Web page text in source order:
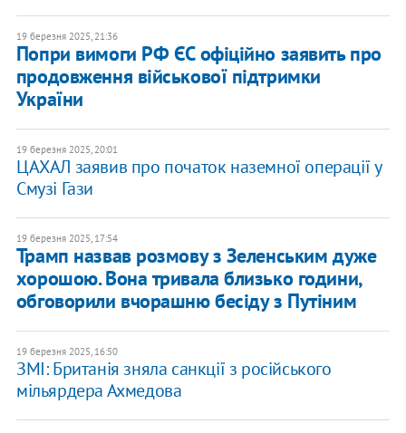
19 березня 2025, 21:36
Попри вимоги РФ ЄС офіційно заявить про
продовження військової підтримки
України
19 березня 2025, 20:01
ЦАХАЛ заявив про початок наземної операції у
Смузі Гази
19 березня 2025, 17:54
Трамп назвав розмову з Зеленським дуже
хорошою. Вона тривала близько години,
обговорили вчорашню бесіду з Путіним
19 березня 2025, 16:50
ЗМІ: Британія зняла санкції з російського
мільярдера Ахмедова